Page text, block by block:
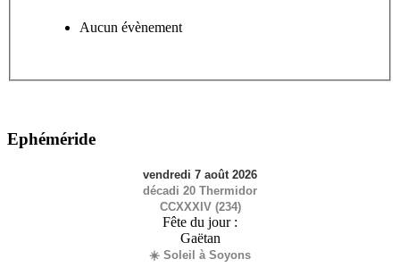
Aucun évènement
Ephéméride
vendredi 7 août 2026
décadi 20 Thermidor
CCXXXIV (234)
Fête du jour :
Gaëtan
☀️ Soleil à Soyons